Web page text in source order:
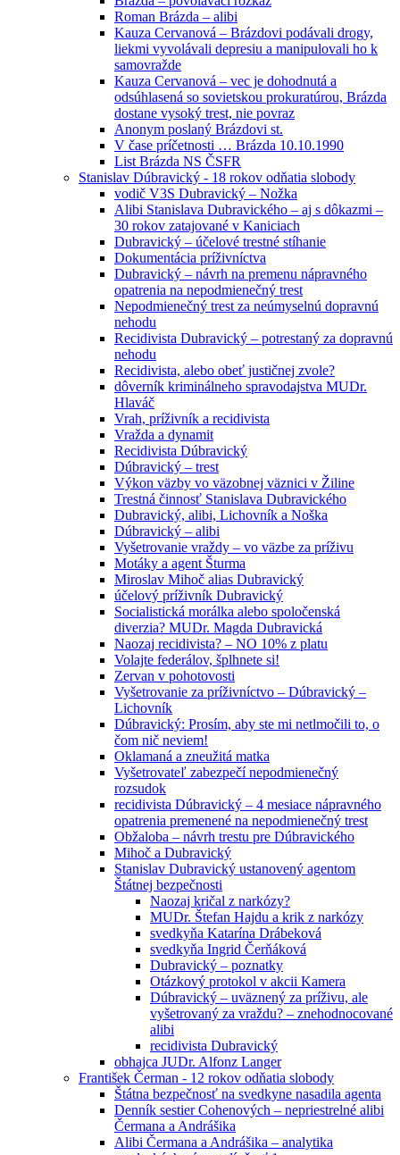
Roman Brázda – alibi
Kauza Cervanová – Brázdovi podávali drogy,
liekmi vyvolávali depresiu a manipulovali ho k
samovražde
Kauza Cervanová – vec je dohodnutá a
odsúhlasená so sovietskou prokuratúrou, Brázda
dostane vysoký trest, nie povraz
Anonym poslaný Brázdovi st.
V čase príčetnosti … Brázda 10.10.1990
List Brázda NS ČSFR
Stanislav Dúbravický - 18 rokov odňatia slobody
vodič V3S Dubravický – Nožka
Alibi Stanislava Dubravického – aj s dôkazmi –
30 rokov zatajované v Kaniciach
Dubravický – účelové trestné stíhanie
Dokumentácia príživníctva
Dubravický – návrh na premenu nápravného
opatrenia na nepodmienečný trest
Nepodmienečný trest za neúmyselnú dopravnú
nehodu
Recidivista Dubravický – potrestaný za dopravnú
nehodu
Recidivista, alebo obeť justičnej zvole?
dôverník kriminálneho spravodajstva MUDr.
Hlaváč
Vrah, príživník a recidivista
Vražda a dynamit
Recidivista Dúbravický
Dúbravický – trest
Výkon väzby vo väzobnej väznici v Žiline
Trestná činnosť Stanislava Dubravického
Dubravický, alibi, Lichovník a Noška
Dúbravický – alibi
Vyšetrovanie vraždy – vo väzbe za príživu
Motáky a agent Šturma
Miroslav Mihoč alias Dubravický
účelový príživník Dubravický
Socialistická morálka alebo spoločenská
diverzia? MUDr. Magda Dubravická
Naozaj recidivista? – NO 10% z platu
Volajte federálov, šplhnete si!
Zervan v pohotovosti
Vyšetrovanie za príživníctvo – Dúbravický –
Lichovník
Dúbravický: Prosím, aby ste mi netlmočili to, o
čom nič neviem!
Oklamaná a zneužitá matka
Vyšetrovateľ zabezpečí nepodmienečný
rozsudok
recidivista Dúbravický – 4 mesiace nápravného
opatrenia premenené na nepodmienečný trest
Obžaloba – návrh trestu pre Dúbravického
Mihoč a Dubravický
Stanislav Dubravický ustanovený agentom
Štátnej bezpečnosti
Naozaj kričal z narkózy?
MUDr. Štefan Hajdu a krik z narkózy
svedkyňa Katarína Drábeková
svedkyňa Ingrid Čerňáková
Dubravický – poznatky
Otázkový protokol v akcii Kamera
Dúbravický – uväznený za príživu, ale
vyšetrovaný za vraždu? – znehodnocované
alibi
recidivista Dubravický
obhajca JUDr. Alfonz Langer
František Čerman - 12 rokov odňatia slobody
Štátna bezpečnosť na svedkyne nasadila agenta
Denník sestier Cohenových – nepriestrelné alibi
Čermana a Andrášika
Alibi Čermana a Andrášika – analytika